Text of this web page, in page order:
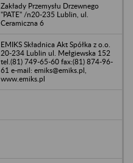
Zakłady Przemysłu Drzewnego
"PATE" /n20-235 Lublin, ul.
Ceramiczna 6
EMIKS Składnica Akt Spółka z o.o.
20-234 Lublin ul. Mełgiewska 152
tel.(81) 749-65-60 fax:(81) 874-96-
61 e-mail: emiks@emiks.pl,
www.emiks.pl